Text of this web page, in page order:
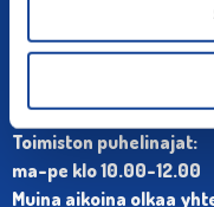
YHTEYSTIEDOT
Olympiastadion, Paavo
Puh. 010 574 3959
Toimiston puhelinajat:
ma-pe klo 10.00-12.00
Muina aikoina olkaa